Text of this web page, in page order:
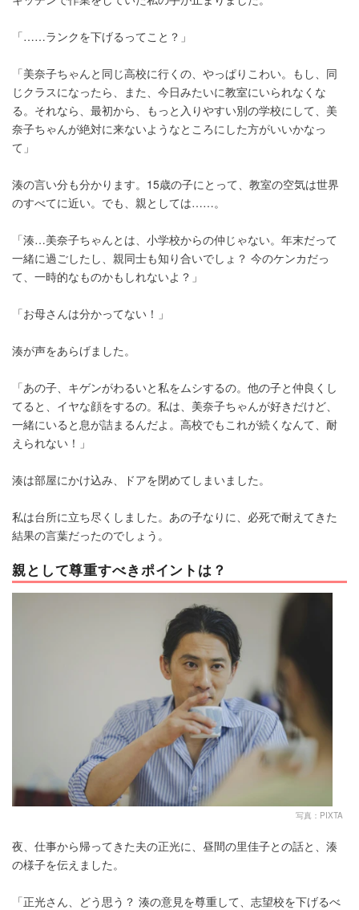
「……ランクを下げるってこと？」
「美奈子ちゃんと同じ高校に行くの、やっぱりこわい。もし、同
じクラスになったら、また、今日みたいに教室にいられなくな
る。それなら、最初から、もっと入りやすい別の学校にして、美
奈子ちゃんが絶対に来ないようなところにした方がいいかなっ
て」
湊の言い分も分かります。15歳の子にとって、教室の空気は世界
のすべてに近い。でも、親としては……。
「湊…美奈子ちゃんとは、小学校からの仲じゃない。年末だって
一緒に過ごしたし、親同士も知り合いでしょ？ 今のケンカだっ
て、一時的なものかもしれないよ？」
「お母さんは分かってない！」
湊が声をあらげました。
「あの子、キゲンがわるいと私をムシするの。他の子と仲良くし
てると、イヤな顔をするの。私は、美奈子ちゃんが好きだけど、
一緒にいると息が詰まるんだよ。高校でもこれが続くなんて、耐
えられない！」
湊は部屋にかけ込み、ドアを閉めてしまいました。
私は台所に立ち尽くしました。あの子なりに、必死で耐えてきた
結果の言葉だったのでしょう。
親として尊重すべきポイントは？
写真：PIXTA
夜、仕事から帰ってきた夫の正光に、昼間の里佳子との話と、湊
の様子を伝えました。
「正光さん、どう思う？ 湊の意見を尊重して、志望校を下げるべ